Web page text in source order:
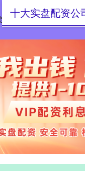
司 10倍杠杆炒股
十大实盘配资公